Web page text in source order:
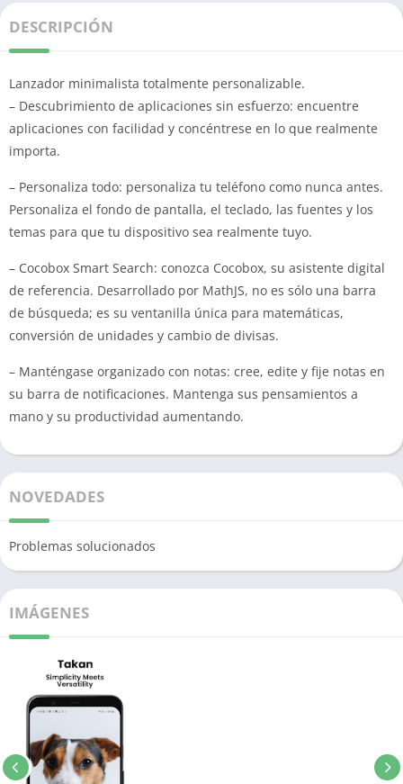
DESCRIPCIÓN
Lanzador minimalista totalmente personalizable.
– Descubrimiento de aplicaciones sin esfuerzo: encuentre
aplicaciones con facilidad y concéntrese en lo que realmente
importa.
– Personaliza todo: personaliza tu teléfono como nunca antes.
Personaliza el fondo de pantalla, el teclado, las fuentes y los
temas para que tu dispositivo sea realmente tuyo.
– Cocobox Smart Search: conozca Cocobox, su asistente digital
de referencia. Desarrollado por MathJS, no es sólo una barra
de búsqueda; es su ventanilla única para matemáticas,
conversión de unidades y cambio de divisas.
– Manténgase organizado con notas: cree, edite y fije notas en
su barra de notificaciones. Mantenga sus pensamientos a
mano y su productividad aumentando.
NOVEDADES
Problemas solucionados
IMÁGENES